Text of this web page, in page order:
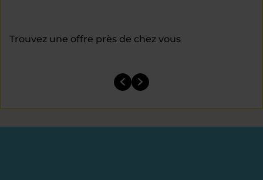
Trouvez une offre près de chez vous